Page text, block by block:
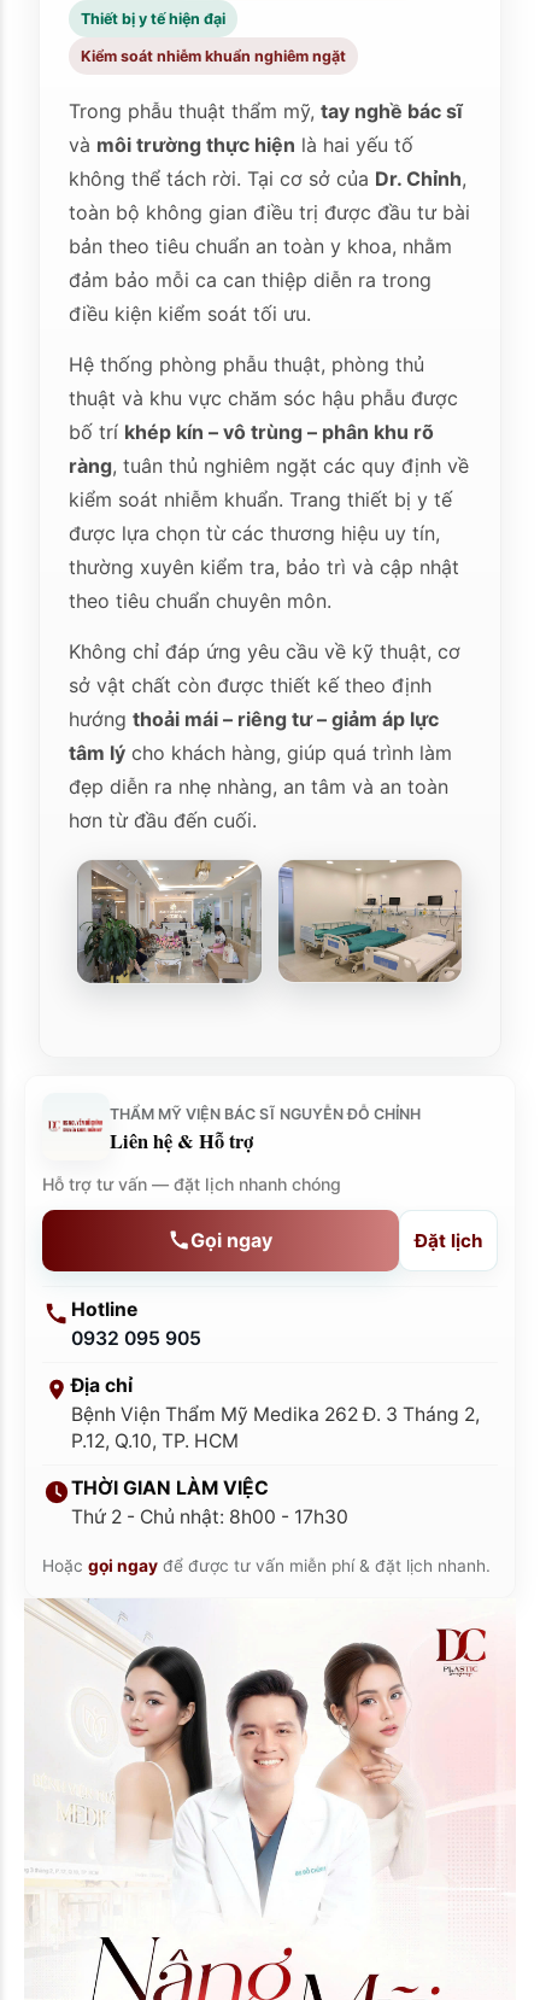
Thiết bị y tế hiện đại
Kiểm soát nhiễm khuẩn nghiêm ngặt
Trong phẫu thuật thẩm mỹ,tay nghề bác sĩ
và môi trường thực hiện là hai yếu tố
không thể tách rời. Tại cơ sở của Dr. Chỉnh,
toàn bộ không gian điều trị được đầu tư bài
bản theo tiêu chuẩn an toàn y khoa, nhằm
đảm bảo mỗi ca can thiệp diễn ra trong
điều kiện kiểm soát tối ưu.
Hệ thống phòng phẫu thuật, phòng thủ
thuật và khu vực chăm sóc hậu phẫu được
bố trí khép kín – vô trùng – phân khu rõ
ràng, tuân thủ nghiêm ngặt các quy định về
kiểm soát nhiễm khuẩn. Trang thiết bị y tế
được lựa chọn từ các thương hiệu uy tín,
thường xuyên kiểm tra, bảo trì và cập nhật
theo tiêu chuẩn chuyên môn.
Không chỉ đáp ứng yêu cầu về kỹ thuật, cơ
sở vật chất còn được thiết kế theo định
hướngthoải mái – riêng tư – giảm áp lực
tâm lý cho khách hàng, giúp quá trình làm
đẹp diễn ra nhẹ nhàng, an tâm và an toàn
hơn từ đầu đến cuối.
THẨM MỸ VIỆN BÁC SĨ NGUYỄN ĐỖ CHỈNH
Liên hệ & Hỗ trợ
Hỗ trợ tư vấn — đặt lịch nhanh chóng
Gọi ngay Đặt lịch
Hotline
0932 095 905
Địa chỉ
Bệnh Viện Thẩm Mỹ Medika 262 Đ. 3 Tháng 2,
P.12, Q.10, TP. HCM
THỜI GIAN LÀM VIỆC
Thứ 2 - Chủ nhật: 8h00 - 17h30
Hoặc gọi ngay để được tư vấn miễn phí & đặt lịch nhanh.